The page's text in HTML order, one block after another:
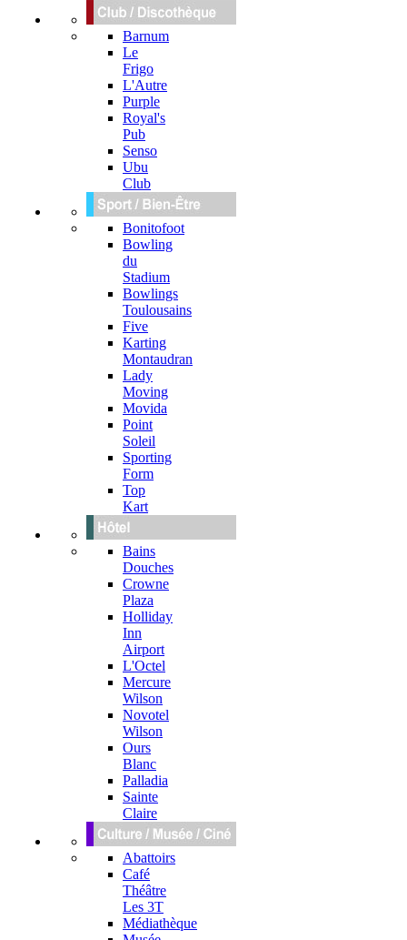
Barnum
Le
Frigo
L'Autre
Purple
Royal's
Pub
Senso
Ubu
Club
Bonitofoot
Bowling
du
Stadium
Bowlings
Toulousains
Five
Karting
Montaudran
Lady
Moving
Movida
Point
Soleil
Sporting
Form
Top
Kart
Bains
Douches
Crowne
Plaza
Holliday
Inn
Airport
L'Octel
Mercure
Wilson
Novotel
Wilson
Ours
Blanc
Palladia
Sainte
Claire
Abattoirs
Café
Théâtre
Les 3T
Médiathèque